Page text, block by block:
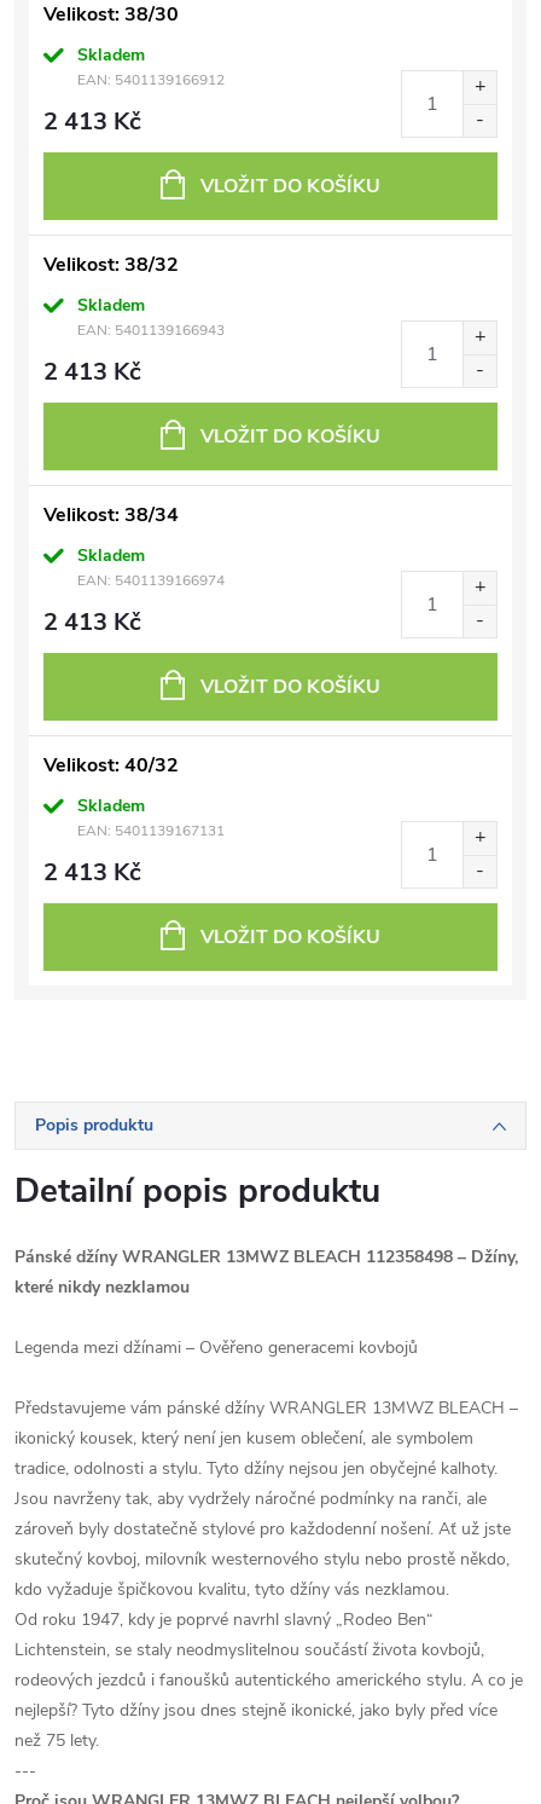
Velikost: 38/30
Skladem
EAN: 5401139166912
2 413 Kč
VLOŽIT DO KOŠÍKU
Velikost: 38/32
Skladem
EAN: 5401139166943
2 413 Kč
VLOŽIT DO KOŠÍKU
Velikost: 38/34
Skladem
EAN: 5401139166974
2 413 Kč
VLOŽIT DO KOŠÍKU
Velikost: 40/32
Skladem
EAN: 5401139167131
2 413 Kč
VLOŽIT DO KOŠÍKU
Popis produktu
Detailní popis produktu
Pánské džíny WRANGLER 13MWZ BLEACH 112358498 – Džíny,
které nikdy nezklamou
Legenda mezi džínami – Ověřeno generacemi kovbojů
Představujeme vám pánské džíny WRANGLER 13MWZ BLEACH –
ikonický kousek, který není jen kusem oblečení, ale symbolem
tradice, odolnosti a stylu. Tyto džíny nejsou jen obyčejné kalhoty.
Jsou navrženy tak, aby vydržely náročné podmínky na ranči, ale
zároveň byly dostatečně stylové pro každodenní nošení. Ať už jste
skutečný kovboj, milovník westernového stylu nebo prostě někdo,
kdo vyžaduje špičkovou kvalitu, tyto džíny vás nezklamou.
Od roku 1947, kdy je poprvé navrhl slavný „Rodeo Ben“
Lichtenstein, se staly neodmyslitelnou součástí života kovbojů,
rodeových jezdců i fanoušků autentického amerického stylu. A co je
nejlepší? Tyto džíny jsou dnes stejně ikonické, jako byly před více
než 75 lety.
---